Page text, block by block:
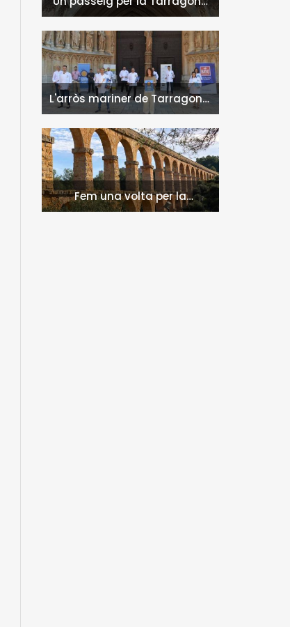
Medieval
L'arròs mariner de Tarragona,
unes jornades
gastronòmiques per llepar-
se els dits
Fem una volta per la
Tarragona romana?